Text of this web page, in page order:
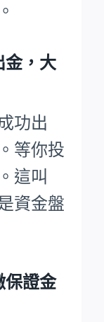
金，大
功出
等你投
這叫
資金盤
保證金